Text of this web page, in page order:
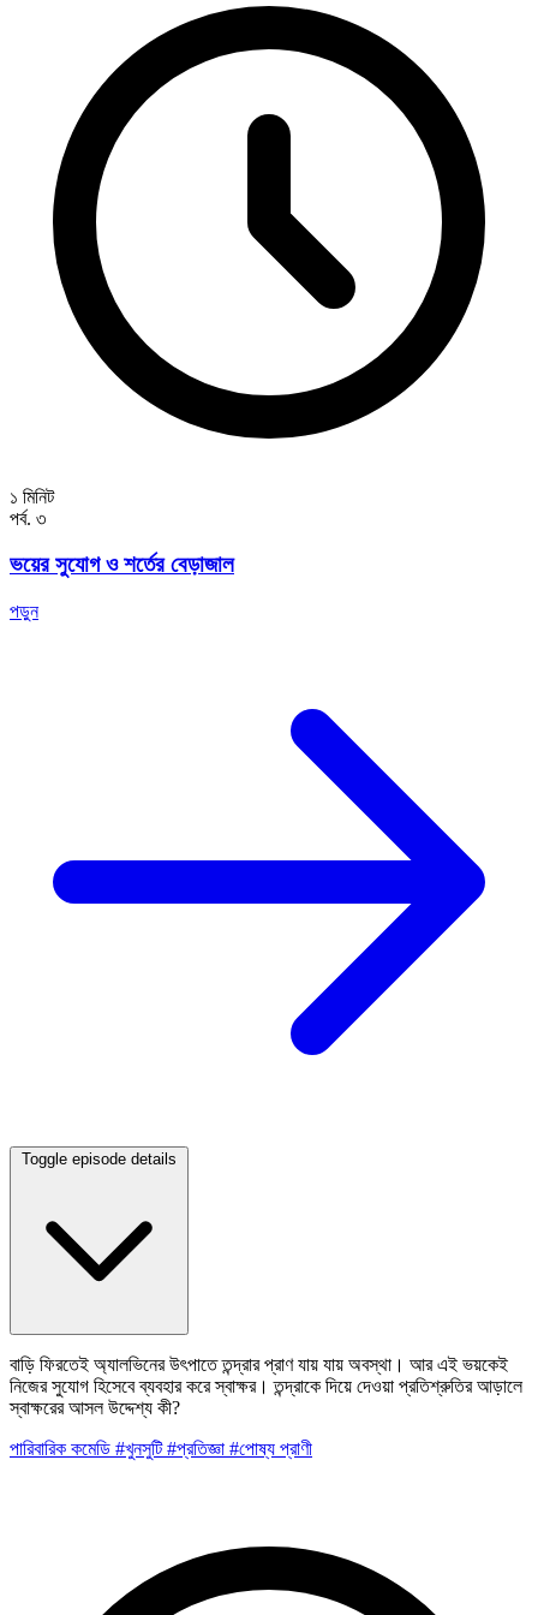
১ মিনিট
পর্ব. ৩
ভয়ের সুযোগ ও শর্তের বেড়াজাল
পড়ুন
Toggle episode details
বাড়ি ফিরতেই অ্যালভিনের উৎপাতে তন্দ্রার প্রাণ যায় যায় অবস্থা। আর এই ভয়কেই
নিজের সুযোগ হিসেবে ব্যবহার করে স্বাক্ষর। তন্দ্রাকে দিয়ে দেওয়া প্রতিশ্রুতির আড়ালে
স্বাক্ষরের আসল উদ্দেশ্য কী?
পারিবারিক কমেডি #খুনসুটি#প্রতিজ্ঞা #পোষ্য প্রাণী